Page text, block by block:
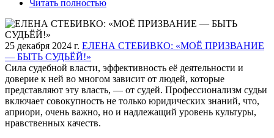
Читать полностью
25 декабря 2024 г. ЕЛЕНА СТЕБИВКО: «МОЁ ПРИЗВАНИЕ
— БЫТЬ СУДЬЁЙ!»
Сила судебной власти, эффективность её деятельности и
доверие к ней во многом зависит от людей, которые
представляют эту власть, — от судей. Профессионализм судьи
включает совокупность не только юридических знаний, что,
априори, очень важно, но и надлежащий уровень культуры,
нравственных качеств.